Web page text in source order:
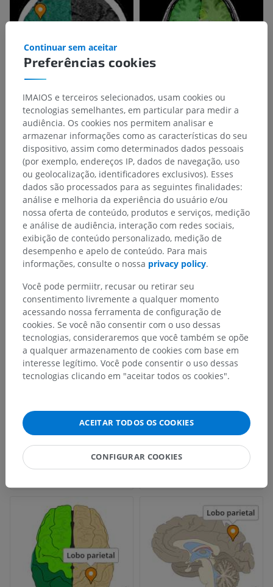
Preferências cookies
Continuar sem aceitar
IMAIOS e terceiros selecionados, usam cookies ou
tecnologias semelhantes, em particular para medir a
audiência. Os cookies nos permitem analisar e
armazenar informações como as características do seu
dispositivo, assim como determinados dados pessoais
(por exemplo, endereços IP, dados de navegação, uso
ou geolocalização, identificadores exclusivos). Esses
dados são processados para as seguintes finalidades:
análise e melhoria da experiência do usuário e/ou
nossa oferta de conteúdo, produtos e serviços, medição
e análise de audiência, interação com redes sociais,
exibição de conteúdo personalizado, medição de
desempenho e apelo de conteúdo. Para mais
informações, consulte o nossa privacy policy.
Você pode permiitr, recusar ou retirar seu
consentimento livremente a qualquer momento
acessando nossa ferramenta de configuração de
cookies. Se você não consentir com o uso dessas
tecnologias, consideraremos que você também se opõe
a qualquer armazenamento de cookies com base em
interesse legítimo. Você pode consentir o uso dessas
tecnologias clicando em "aceitar todos os cookies".
ACEITAR TODOS OS COOKIES
CONFIGURAR COOKIES